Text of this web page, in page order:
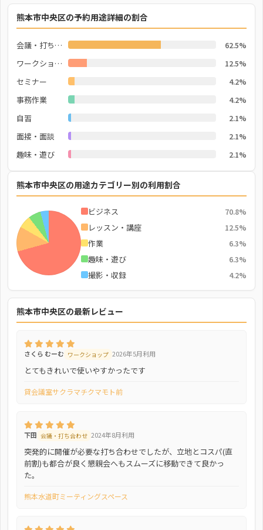
熊本市中央区の予約用途詳細の割合
会議・打ち合わせ 62.5%
ワークショップ 12.5%
セミナー 4.2%
事務作業 4.2%
自習 2.1%
面接・面談 2.1%
趣味・遊び 2.1%
熊本市中央区の用途カテゴリー別の利用割合
ビジネス 70.8%
レッスン・講座 12.5%
作業 6.3%
趣味・遊び 6.3%
撮影・収録 4.2%
熊本市中央区の最新レビュー
さくら むーむ ワークショップ 2026年5月利用
とてもきれいで使いやすかったです
貸会議室サクラマチクマモト前
下田 会議・打ち合わせ 2024年8月利用
突発的に開催が必要な打ち合わせでしたが、立地とコスパ(直
前割)も都合が良く懇親会へもスムーズに移動できて良かっ
た。
熊本水道町ミーティングスペース